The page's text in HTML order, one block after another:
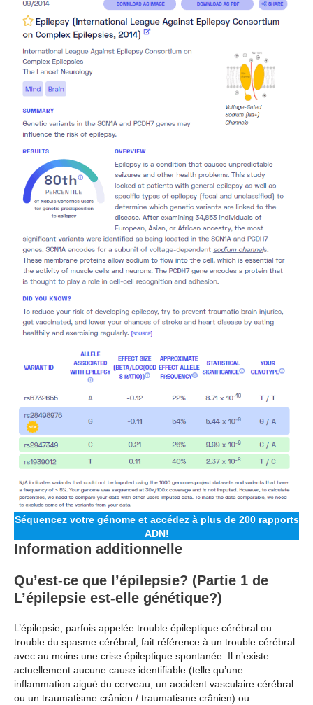
Séquencez votre génome et accédez à plus de 200 rapports
ADN!
Information additionnelle
Qu’est-ce que l’épilepsie? (Partie 1 de
L’épilepsie est-elle génétique?)
L’épilepsie, parfois appelée trouble épileptique cérébral ou
trouble du spasme cérébral, fait référence à un trouble cérébral
avec au moins une crise épileptique spontanée. Il n’existe
actuellement aucune cause identifiable (telle qu’une
inflammation aiguë du cerveau, un accident vasculaire cérébral
ou un traumatisme crânien / traumatisme crânien) ou